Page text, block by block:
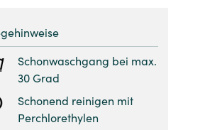
Schonwaschgang bei max.
30 Grad
Schonend reinigen mit
Perchlorethylen